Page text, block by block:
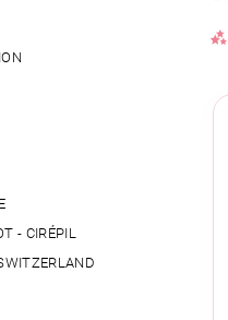
- CIRÉPIL